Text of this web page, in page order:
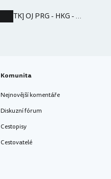
[TK] OJ PRG - HKG - LHR (Praha - HongKong - Londyn) 9 200kc
Komunita
Nejnovější komentáře
Diskuzní fórum
Cestopisy
Cestovatelé